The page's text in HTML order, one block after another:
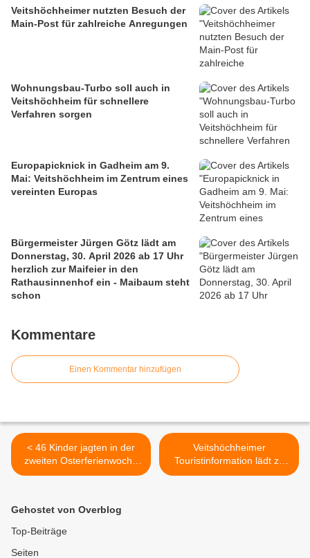
Veitshöchheimer nutzten Besuch der
Main-Post für zahlreiche Anregungen
Wohnungsbau-Turbo soll auch in
Veitshöchheim für schnellere
Verfahren sorgen
Europapicknick in Gadheim am 9.
Mai: Veitshöchheim im Zentrum eines
vereinten Europas
Bürgermeister Jürgen Götz lädt am
Donnerstag, 30. April 2026 ab 17 Uhr
herzlich zur Maifeier in den
Rathausinnenhof ein - Maibaum steht
schon
Kommentare
Einen Kommentar hinzufügen
< 46 Kinder jagten in der
zweiten Osterferienwoche
auf dem SVV-Sportgelände
Veitshöchheimer
Touristinformation lädt zu
drei öffentlichen Führungen
Gehostet von Overblog
Top-Beiträge
Seiten